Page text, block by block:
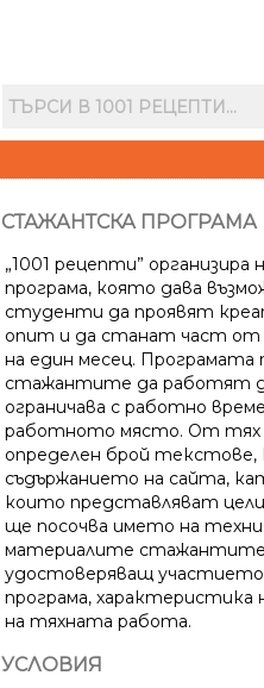
СТАЖАНТСКА ПРОГРАМА
„1001 рецепти” организира
програма, която дава
студенти да проявят
опит и да станат част от
на един месец.
стажантите да работят
ограничава с работно
работното място. От тях
определен брой
съдържанието на сайта,
които представляват
ще посочва името на
материалите
удостоверяващ
програма, характеристика
на тяхната работа.
УСЛОВИЯ